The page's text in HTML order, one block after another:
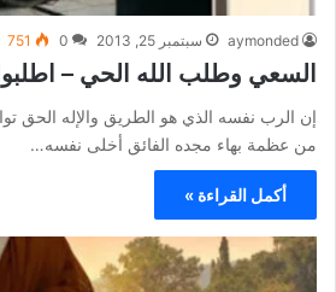
aymonded سبتمبر 25, 2013 0
751
السعي وطلب الله الحي –
إن الرب نفسه الذي هو الطريق والإله الحق
من عظمة بهاء مجده الفائق أخلى نفسه…
أكمل القراءة »